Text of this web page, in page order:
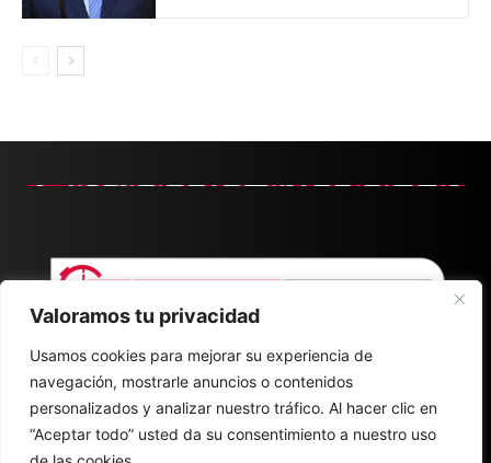
Valoramos tu privacidad
Usamos cookies para mejorar su experiencia de
navegación, mostrarle anuncios o contenidos
personalizados y analizar nuestro tráfico. Al hacer clic en
“Aceptar todo” usted da su consentimiento a nuestro uso